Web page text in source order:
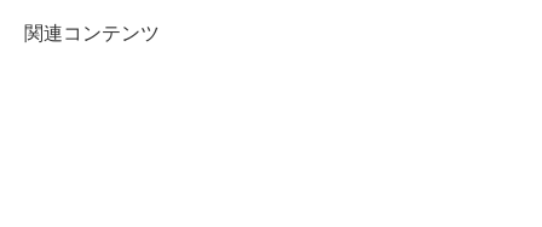
関連コンテンツ